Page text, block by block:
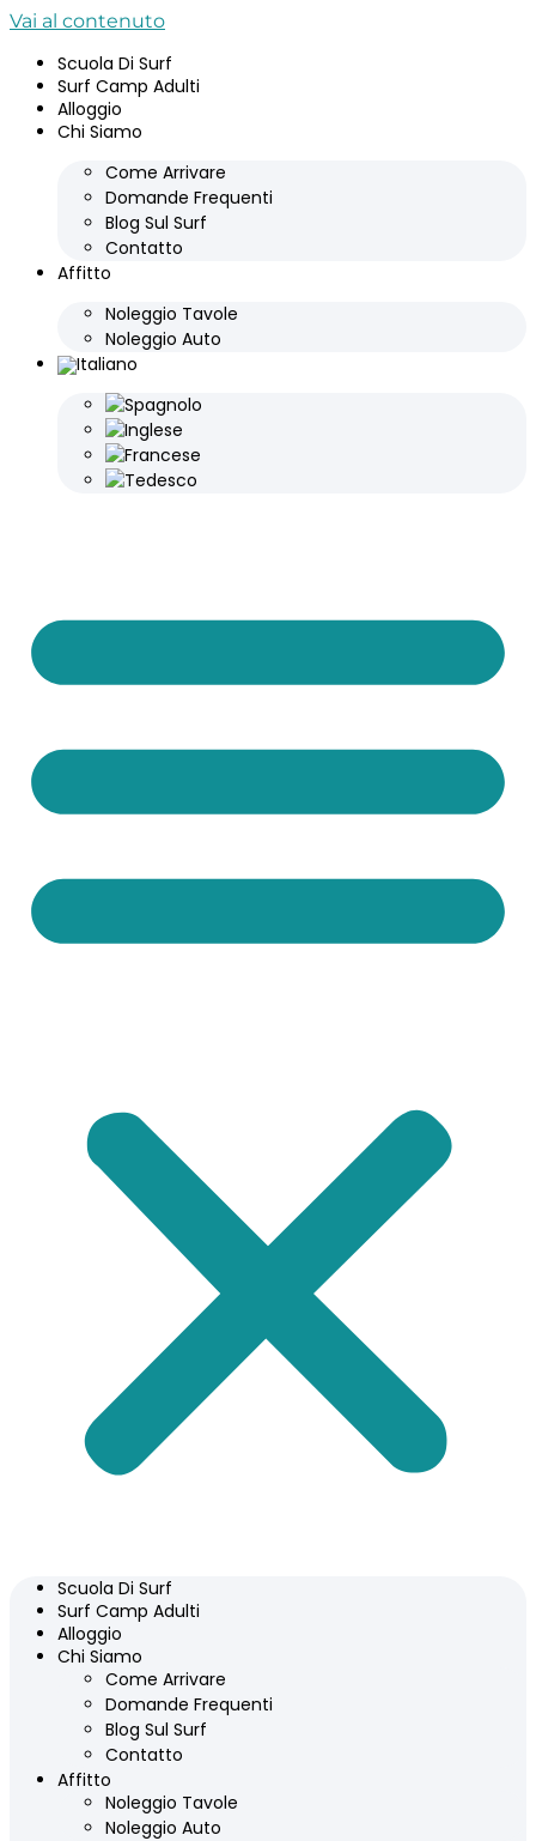
Vai al contenuto
Scuola Di Surf
Surf Camp Adulti
Alloggio
Chi Siamo
Come Arrivare
Domande Frequenti
Blog Sul Surf
Contatto
Affitto
Noleggio Tavole
Noleggio Auto
Scuola Di Surf
Surf Camp Adulti
Alloggio
Chi Siamo
Come Arrivare
Domande Frequenti
Blog Sul Surf
Contatto
Affitto
Noleggio Tavole
Noleggio Auto